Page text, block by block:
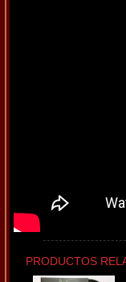
PRODUCTOS